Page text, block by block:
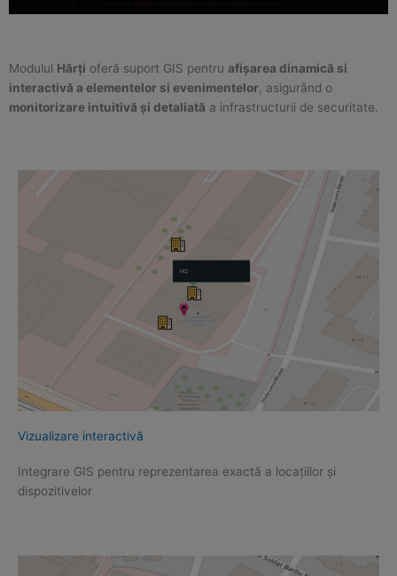
Modulul Hărți oferă suport GIS pentru afișarea dinamică si
interactivă a elementelor si evenimentelor, asigurând o
monitorizare intuitivă și detaliată a infrastructurii de securitate.
Vizualizare interactivă
Integrare GIS pentru reprezentarea exactă a locațiilor și
dispozitivelor